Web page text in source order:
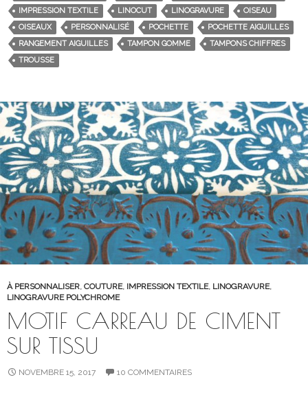
IMPRESSION TEXTILE
LINOCUT LINOGRAVURE
OISEAU
OISEAUX
PERSONNALISÉ POCHETTE
POCHETTE AIGUILLES
RANGEMENT AIGUILLES
TAMPON GOMME
TAMPONS CHIFFRES
TROUSSE
À PERSONNALISER, COUTURE, IMPRESSION TEXTILE, LINOGRAVURE,
LINOGRAVURE POLYCHROME
MOTIF CARREAU DE CIMENT
SUR TISSU
NOVEMBRE 15, 2017 10 COMMENTAIRES